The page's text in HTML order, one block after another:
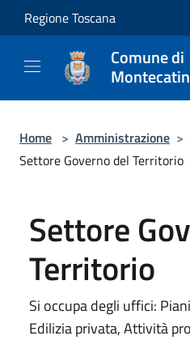
Salta al contenuto principale
Regione Toscana
Comune di
Home > Amministrazione >
Settore Governo del Territorio
Settore
Territorio
Si occupa degli uffici:
Edilizia privata, Attività